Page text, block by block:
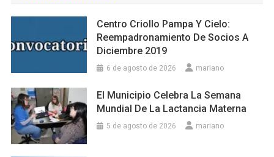
Centro Criollo Pampa Y Cielo:
Reempadronamiento De Socios A
Diciembre 2019
6 de agosto de 2026 mariano
El Municipio Celebra La Semana
Mundial De La Lactancia Materna
5 de agosto de 2026 mariano